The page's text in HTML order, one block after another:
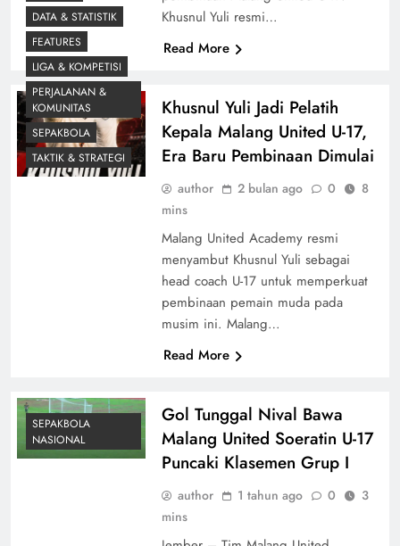
Khusnul Yuli resmi…
Read More
DATA & STATISTIK
FEATURES
LIGA & KOMPETISI
PERJALANAN &
KOMUNITAS
SEPAKBOLA
TAKTIK & STRATEGI
Khusnul Yuli Jadi Pelatih
Kepala Malang United U-17,
Era Baru Pembinaan Dimulai
author 2 bulan ago 0
8
mins
Malang United Academy resmi
menyambut Khusnul Yuli sebagai
head coach U-17 untuk memperkuat
pembinaan pemain muda pada
musim ini. Malang…
Read More
SEPAKBOLA
NASIONAL
Gol Tunggal Nival Bawa
Malang United Soeratin U-17
Puncaki Klasemen Grup I
author 1 tahun ago 0
3
mins